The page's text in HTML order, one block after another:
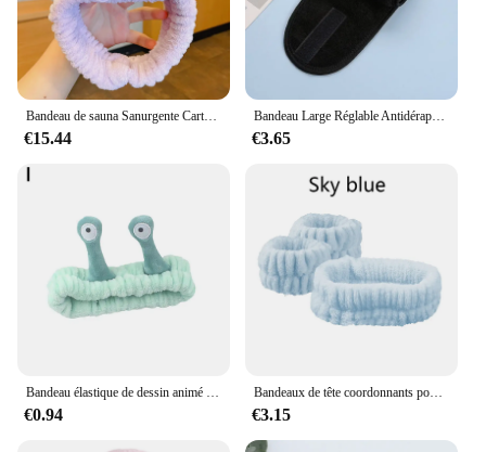
€15.44
Bandeau Large Réglable Antidérapant pour Femme, Yoga, Spa, Bain, Douche, Maquillage, Lavage du Visage, Cosmétique, Sauna, Accessoires de Maquillage
€3.65
€0.94
Bandeaux de tête coordonnants pour le lavage du visage, support de poignet absorbant, maquillage unisexe, spa facial, yoga, cheveux, 12 couleurs, 3 pièces
€3.15